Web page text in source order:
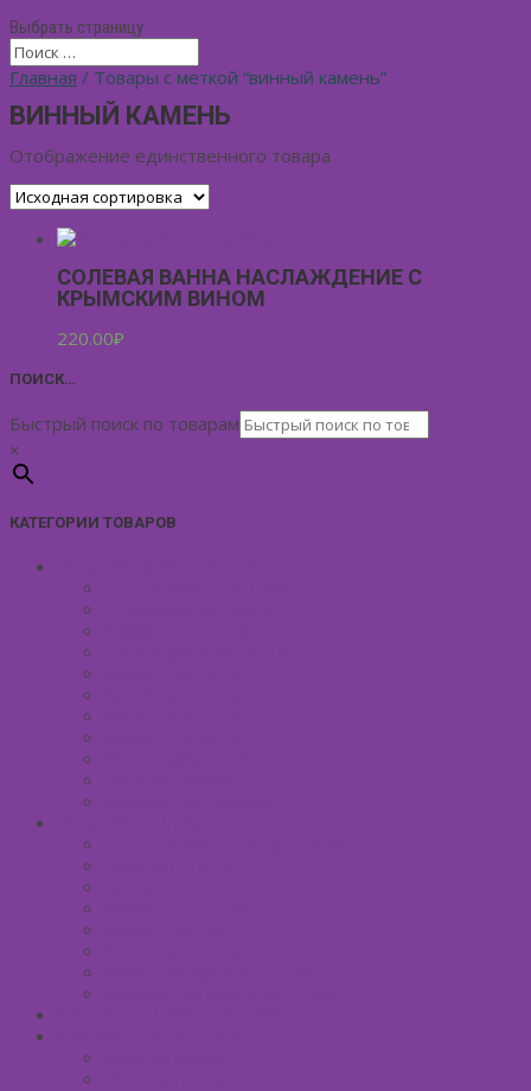
Выбрать страницу
Главная / Товары с меткой “винный камень”
ВИННЫЙ КАМЕНЬ
Отображение единственного товара
СОЛЕВАЯ ВАННА НАСЛАЖДЕНИЕ С
КРЫМСКИМ ВИНОМ
220.00₽
ПОИСК…
Быстрый поиск по товарам
×
КАТЕГОРИИ ТОВАРОВ